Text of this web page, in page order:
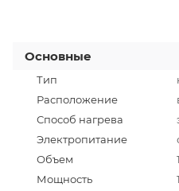
Основные
Тип
Расположение
Способ нагрева
Электропитание
Объем
Мощность